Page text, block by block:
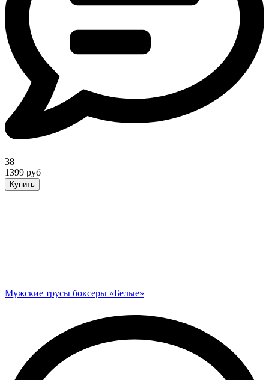
38
1399 руб
Купить
Мужские трусы боксеры «Белые»